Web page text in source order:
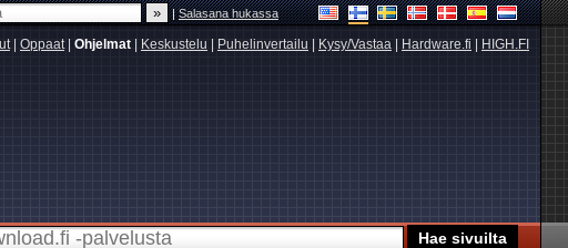
|Salasana hukassa
| Oppaat| Ohjelmat Keskustelu Puhelinvertailu Kysy/Vastaa Hardware.fi HIGH.FI